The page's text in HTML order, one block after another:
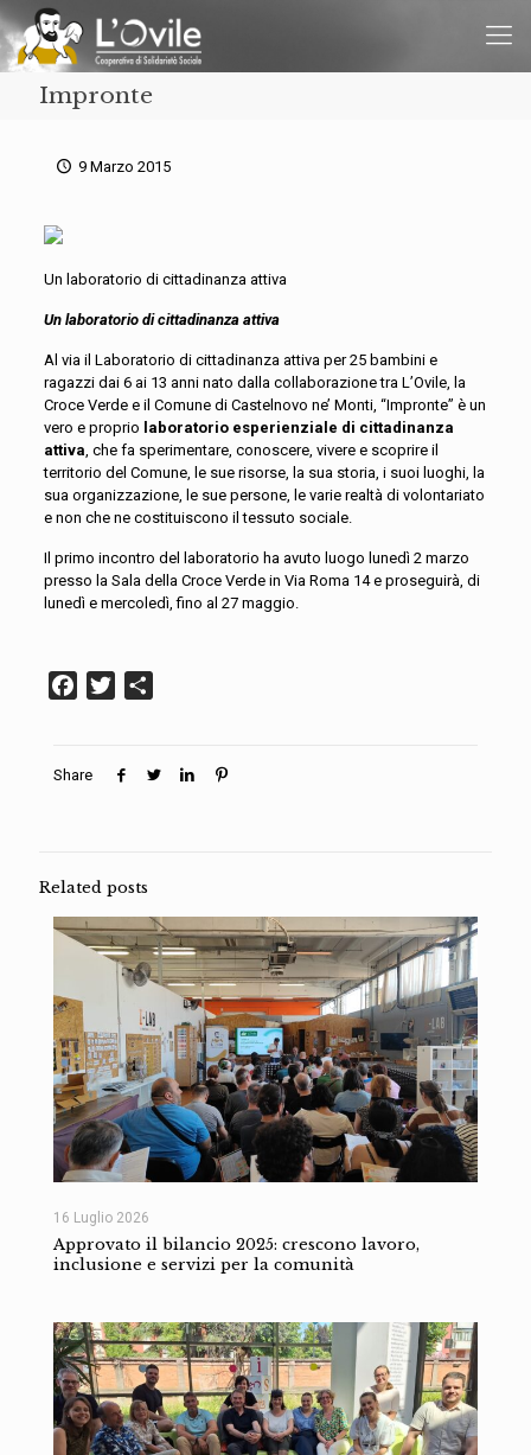
Impronte
9 Marzo 2015
Un laboratorio di cittadinanza attiva
Un laboratorio di cittadinanza attiva
Al via il Laboratorio di cittadinanza attiva per 25 bambini e
ragazzi dai 6 ai 13 anni nato dalla collaborazione tra L’Ovile, la
Croce Verde e il Comune di Castelnovo ne’ Monti, “Impronte” è un
vero e proprio laboratorio esperienziale di cittadinanza
attiva, che fa sperimentare, conoscere, vivere e scoprire il
territorio del Comune, le sue risorse, la sua storia, i suoi luoghi, la
sua organizzazione, le sue persone, le varie realtà di volontariato
e non che ne costituiscono il tessuto sociale.
Il primo incontro del laboratorio ha avuto luogo lunedì 2 marzo
presso la Sala della Croce Verde in Via Roma 14 e proseguirà, di
lunedì e mercoledì, fino al 27 maggio.
Facebook
Twitter
Share
Related posts
16 Luglio 2026
Approvato il bilancio 2025: crescono lavoro,
inclusione e servizi per la comunità